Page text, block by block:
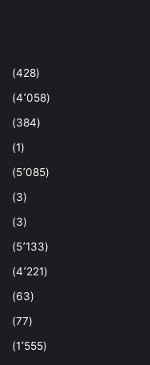
(428)
(4٬058)
(384)
(1)
(5٬085)
(3)
(3)
(5٬133)
(4٬221)
(63)
(77)
(1٬555)